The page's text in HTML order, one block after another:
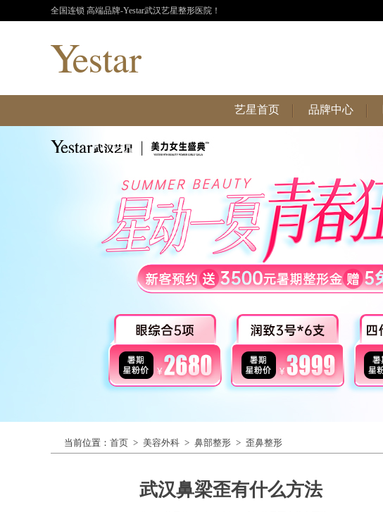
全国连锁 高端品牌-Yestar武汉艺星整形医院！
艺星首页 品牌中心
当前位置： 首页 > 美容外科 > 鼻部整形 > 歪鼻整形
武汉鼻梁歪有什么方法